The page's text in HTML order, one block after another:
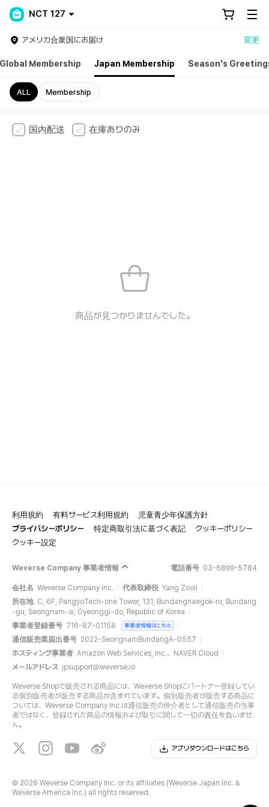
NCT 127
アメリカ合衆国にお届け 変更
Global Membership Japan Membership Season's
ALL Membership
国内配送 在庫ありのみ
商品が見つかりませんでした。
利用規約 有料サービス利用規約
児童青少年保護方針
プライバシーポリシー
特定商取引法に基づく表記
クッキーポリシー
クッキー設定
Weverse Company 事業者情報 電話番号 03-6899-5784
会社名 Weverse Company Inc. 代表取締役 Yang Zooil
所在地 C, 6F, PangyoTech-one Tower, 131, Bundangnaegok-ro, Bundang
-gu, Seongnam-si, Gyeonggi-do, Republic of Korea
事業者登録番号 716-87-01158 事業者情報はこちら
通信販売業届出番号 2022-SeongnamBundangA-0557
ホスティング事業者 Amazon Web Services, Inc.、NAVER Cloud
メールアドレス jpsupport@weverse.io
Weverse Shopで販売される商品には、Weverse Shopにパートナー登録してい
る個別販売者が販売する商品が含まれています。個別販売者が販売する商品に
ついては、Weverse Company Inc.は通信販売の仲介者として通信販売の当事
者ではなく、登録された商品の情報および取引に関して一切の責任を負いませ
ん。
アプリダウンロードはこちら
© 2026 Weverse Company Inc. or its affiliates (Weverse Japan Inc. &
Weverse America Inc.) all rights reserved.